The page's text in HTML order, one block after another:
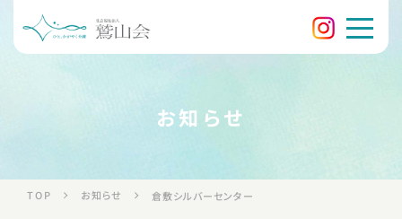
お知らせ
TOP お知らせ 倉敷シルバーセンター